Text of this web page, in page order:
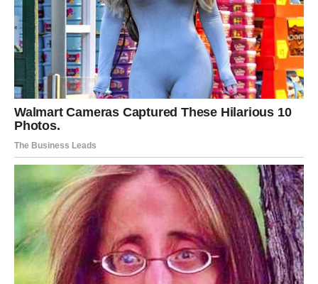
prilika da pređeš na bolji posao ili bolji dogovor,
projekat koji je dugo bio “mrtav” sada kreće da donosi
profit,
povrat uloženog – bukvalno i simbolično.
Karmička poruka za Jarca
Ne umanjuj ono što dolazi.
Jarac zna da kaže: “Ma nije to ništa.”
A jeste. Jer je to potvrda da si izdržao, ostao svoj, i nisi
prodao principe.
Savet